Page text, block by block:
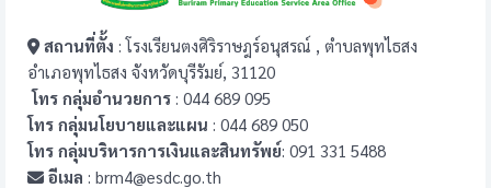
สถานที่ตั้ง : โรงเรียนตงศิริราษฎร์อนุสรณ์ , ตำบลพุทไธสง
อำเภอพุทไธสง จังหวัดบุรีรัมย์, 31120
โทร กลุ่มอำนวยการ : 044 689 095
โทร กลุ่มนโยบายและแผน : 044 689 050
โทร กลุ่มบริหารการเงินและสินทรัพย์: 091 331 5488
อีเมล : brm4@esdc.go.th